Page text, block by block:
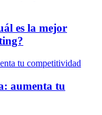
es la mejor
aumenta tu